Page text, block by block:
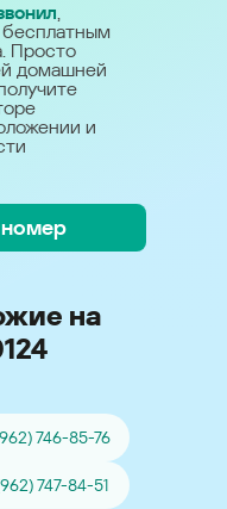
,
Просто
домашней
и
на
746-85-76
747-84-51